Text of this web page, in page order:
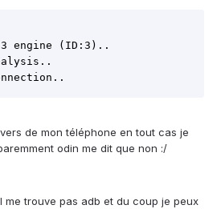
de mon téléphone en tout cas je
odin me dit que non :/
me trouve pas adb et du coup je peux